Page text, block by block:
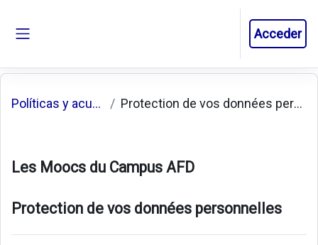
Acceder
Políticas y acuerdos Protection de vos données personnelles
Les Moocs du Campus AFD
Protection de vos données personnelles